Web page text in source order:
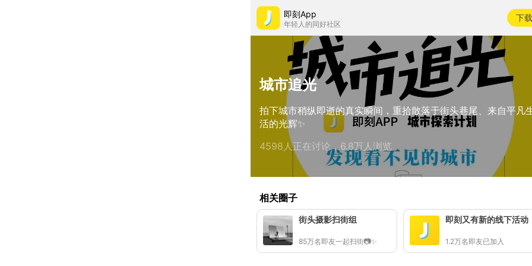
即刻App
年轻人的同好社区
下载
城市追光
拍下城市稍纵即逝的真实瞬间，重拾散落于街头巷尾、来自平凡
活的光辉✨
4598人正在讨论，6.8万人浏览
相关圈子
街头摄影扫街组
85万名即友一起扫街📷✨
即刻又有新的线下活动
1.2万名即友已加入